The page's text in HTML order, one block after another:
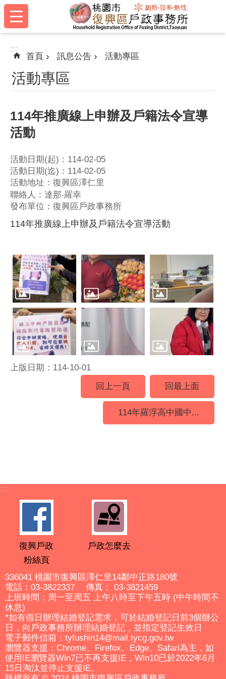
跳到主要內容區塊
:::
:::
首頁 訊息公告 活動專區
活動專區
114年推廣線上申辦及戶籍法令宣導
活動
活動日期(起)：114-02-05
活動日期(迄)：114-02-05
活動地址：復興區澤仁里
聯絡人：達那‧羅幸
發布單位：復興區戶政事務所
114年推廣線上申辦及戶籍法令宣導活動
上版日期：114-10-01
回上一頁
回最上面
114年羅浮高中國中...
:::
復興戶政
粉絲頁
戶政怎麼去
336041 桃園市復興區澤仁里14鄰中正路180號
電話：03-3822337 傳真： 03-3821459
上班時間：周一至周五 上午八時至下午五時 (中午時間不
休息)
*如有假日辦理結婚登記需求，可於結婚登記日前3個辦公
日，向戶政事務所辦理結婚登記，並指定登記生效日
電子郵件信箱：tyfushin14@mail.tycg.gov.tw
瀏覽器支援：Chrome、Firefox、Edge、Safari為主，如
使用IE瀏覽器Win7已不再支援IE，Win10已於2022年6月
15日淘汰並停止支援IE。